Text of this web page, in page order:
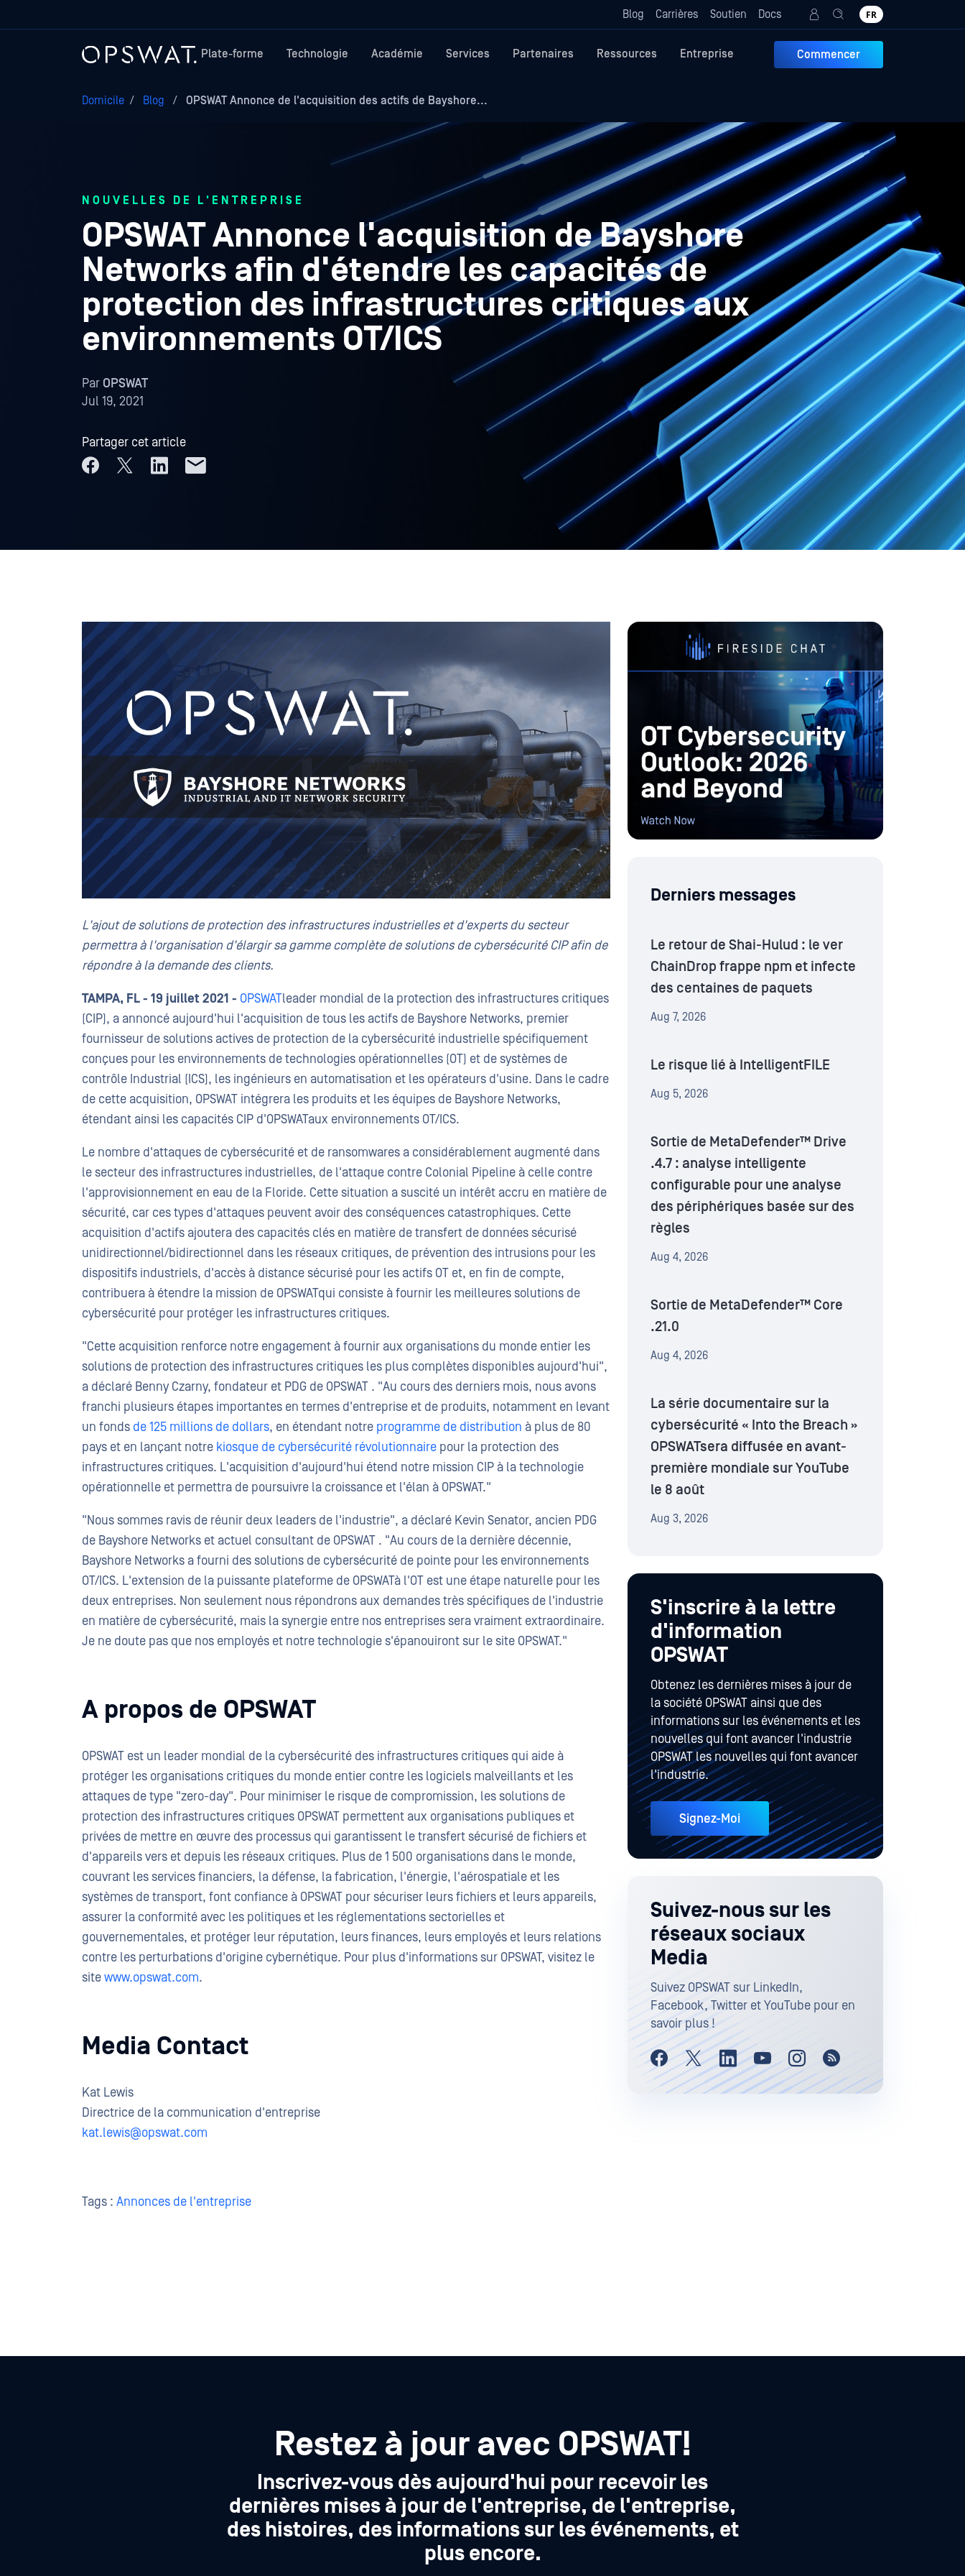
Blog Carrières Soutien Docs FR
Plate-forme Technologie Académie Services Partenaires Ressources Entreprise Commencer
Domicile / Blog / OPSWAT Annonce de l'acquisition des actifs de Bayshore...
NOUVELLES DE L'ENTREPRISE
OPSWAT Annonce l'acquisition de Bayshore
Networks afin d'étendre les capacités de
protection des infrastructures critiques aux
environnements OT/ICS
Par OPSWAT
Jul 19, 2021
Partager cet article
L'ajout desolutions de protection des infrastructures industrielles et d'experts du secteur
permettra à l'organisation d'élargir sa gamme complète de solutions de cybersécurité CIP afin de
répondre à la demande des clients.
TAMPA, FL - 19 juillet 2021 - OPSWATleader mondial de la protection des infrastructures critiques
(CIP), a annoncé aujourd'hui l'acquisition de tous les actifs de Bayshore Networks, premier
fournisseur de solutions actives de protection de la cybersécurité industrielle spécifiquement
conçues pour les environnements de technologies opérationnelles (OT) et de systèmes de
contrôle Industrial (ICS), les ingénieurs en automatisation et les opérateurs d'usine. Dans le cadre
de cette acquisition, OPSWAT intégrera les produits et les équipes de Bayshore Networks,
étendant ainsi les capacités CIP d'OPSWATaux environnements OT/ICS.
Le nombre d'attaques de cybersécurité et de ransomwares a considérablement augmenté dans
le secteur des infrastructures industrielles, de l'attaque contre Colonial Pipeline à celle contre
l'approvisionnement en eau de la Floride. Cette situation a suscité un intérêt accru en matière de
sécurité, car ces types d'attaques peuvent avoir des conséquences catastrophiques. Cette
acquisition d'actifs ajoutera des capacités clés en matière de transfert de données sécurisé
unidirectionnel/bidirectionnel dans les réseaux critiques, de prévention des intrusions pour les
dispositifs industriels, d'accès à distance sécurisé pour les actifs OT et, en fin de compte,
contribuera à étendre la mission de OPSWATqui consiste à fournir les meilleures solutions de
cybersécurité pour protéger les infrastructures critiques.
"Cette acquisition renforce notre engagement à fournir aux organisations du monde entier les
solutions de protection des infrastructures critiques les plus complètes disponibles aujourd'hui",
a déclaré Benny Czarny, fondateur et PDG de OPSWAT . "Au cours des derniers mois, nous avons
franchi plusieurs étapes importantes en termes d'entreprise et de produits, notamment en levant
un fonds de 125 millions de dollars, en étendant notre programme de distribution à plus de 80
pays et en lançant notre kiosque de cybersécurité révolutionnaire pour la protection des
infrastructures critiques. L'acquisition d'aujourd'hui étend notre mission CIP à la technologie
opérationnelle et permettra de poursuivre la croissance et l'élan à OPSWAT."
"Nous sommes ravis de réunir deux leaders de l'industrie", a déclaré Kevin Senator, ancien PDG
de Bayshore Networks et actuel consultant de OPSWAT . "Au cours de la dernière décennie,
Bayshore Networks a fourni des solutions de cybersécurité de pointe pour les environnements
OT/ICS. L'extension de la puissante plateforme de OPSWATà l'OT est une étape naturelle pour les
deux entreprises. Non seulement nous répondrons aux demandes très spécifiques de l'industrie
en matière de cybersécurité, mais la synergie entre nos entreprises sera vraiment extraordinaire.
Je ne doute pas que nos employés et notre technologie s'épanouiront sur le site OPSWAT."
A propos de OPSWAT
OPSWAT est un leader mondial de la cybersécurité des infrastructures critiques qui aide à
protéger les organisations critiques du monde entier contre les logiciels malveillants et les
attaques de type "zero-day". Pour minimiser le risque de compromission, les solutions de
protection des infrastructures critiques OPSWAT permettent aux organisations publiques et
privées de mettre en œuvre des processus qui garantissent le transfert sécurisé de fichiers et
d'appareils vers et depuis les réseaux critiques. Plus de 1 500 organisations dans le monde,
couvrant les services financiers, la défense, la fabrication, l'énergie, l'aérospatiale et les
systèmes de transport, font confiance à OPSWAT pour sécuriser leurs fichiers et leurs appareils,
assurer la conformité avec les politiques et les réglementations sectorielles et
gouvernementales, et protéger leur réputation, leurs finances, leurs employés et leurs relations
contre les perturbations d'origine cybernétique. Pour plus d'informations sur OPSWAT, visitez le
sitewww.opswat.com.
Media Contact
Kat Lewis
Directrice de la communication d'entreprise
kat.lewis@opswat.com
Tags : Annonces de l'entreprise
Derniers messages
Le retour de Shai-Hulud : le ver
ChainDrop frappe npm et infecte
des centaines de paquets
Aug 7, 2026
Le risque lié à IntelligentFILE
Aug 5, 2026
Sortie de MetaDefender™ Drive
.4.7 : analyse intelligente
configurable pour une analyse
des périphériques basée sur des
règles
Aug 4, 2026
Sortie de MetaDefender™ Core
.21.0
Aug 4, 2026
La série documentaire sur la
cybersécurité « Into the Breach »
OPSWATsera diffusée en avant-
première mondiale sur YouTube
le 8 août
Aug 3, 2026
S'inscrire à la lettre
d'information
OPSWAT
Obtenez les dernières mises à jour de
la société OPSWAT ainsi que des
informations sur les événements et les
nouvelles qui font avancer l'industrie
OPSWAT les nouvelles qui font avancer
l'industrie.
Signez-Moi
Suivez-nous sur les
réseaux sociaux
Media
Suivez OPSWAT sur LinkedIn,
Facebook, Twitter et YouTube pour en
savoir plus !
Restez à jour avec OPSWAT!
Inscrivez-vous dès aujourd'hui pour recevoir les
dernières mises à jour de l'entreprise, de l'entreprise,
des histoires, des informations sur les événements, et
plus encore.